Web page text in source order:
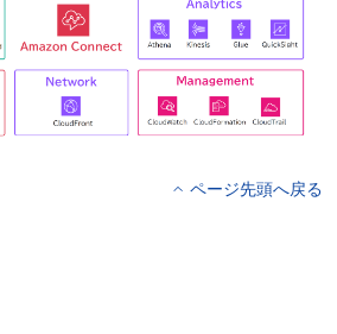
ページ先頭へ戻る